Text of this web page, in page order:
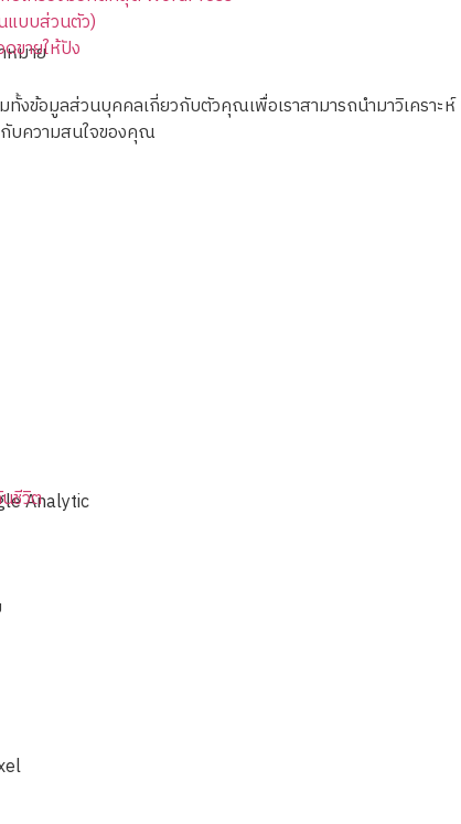
แบบส่วนตัว)
ขายให้ปัง
ชีวิต
หมาย
ทั้งข้อมูลส่วนบุคคลเกี่ยวกับตัวคุณเพื่อเราสามารถนำมาวิเครา
บความสนใจของคุณ
Analytic